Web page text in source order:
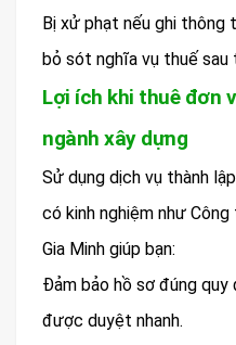
Bị xử phạt nếu ghi
bỏ sót nghĩa vụ thuế sau
Lợi ích khi thuê đơn
ngành xây dựng
Sử dụng dịch vụ thành
có kinh nghiệm như
Gia Minh giúp bạn:
Đảm bảo hồ sơ đúng quy
được duyệt nhanh.